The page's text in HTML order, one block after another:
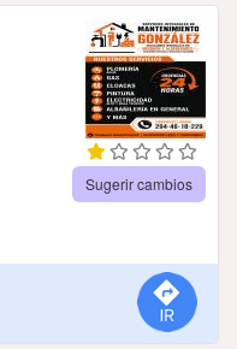
Sugerir cambios